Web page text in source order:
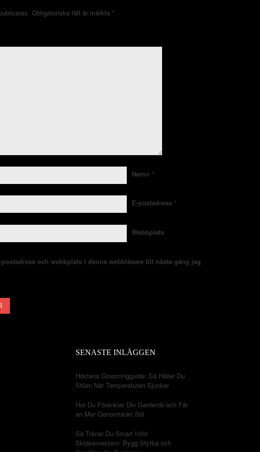
Obligatoriska fält är märkta *
Namn *
E-postadress *
Webbplats
och webbplats i denna webbläsare till nästa gång jag
SENASTE INLÄGGEN
Höstens Groomingguide: Så Håller Du
Stilen När Temperaturen Sjunker
Hur Du Förenklar Din Garderob och Får
en Mer Genomtänkt Stil
Så Tränar Du Smart Inför
Skidsemestern: Bygg Styrka och